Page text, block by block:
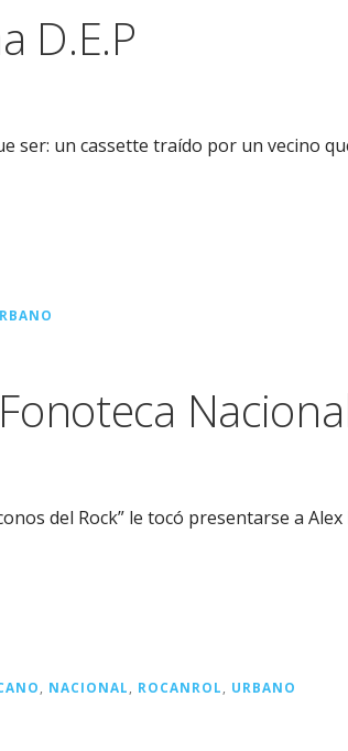
D.E.P
ser: un cassette traído por un vecino
del Rock” le tocó presentarse a
NACIONAL ROCANROL URBANO